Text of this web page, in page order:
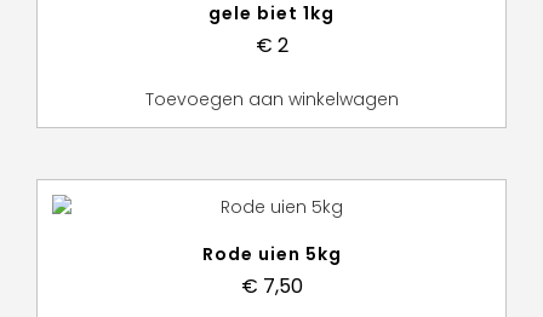
gele biet 1kg
€ 2
Toevoegen aan winkelwagen
Rode uien 5kg
€ 7,50